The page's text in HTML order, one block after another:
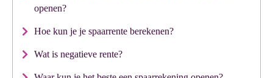
openen?
Hoe kun je je spaarrente berekenen?
Wat is negatieve rente?